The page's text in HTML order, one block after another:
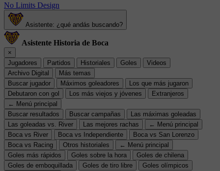
No Limits Design
Asistente: ¿qué andás buscando?
Asistente Historia de Boca
×
Jugadores
Partidos Historiales Goles
Videos
Archivo Digital
Más temas
Buscar jugador
Máximos goleadores
Los que más jugaron
Debutaron con gol
Los más viejos y jóvenes
Extranjeros
← Menú principal
Buscar resultados
Buscar campañas
Las máximas goleadas
Las goleadas vs. River
Las mejores rachas
← Menú principal
Boca vs River
Boca vs Independiente
Boca vs San Lorenzo
Boca vs Racing
Otros historiales
← Menú principal
Goles más rápidos
Goles sobre la hora
Goles de chilena
Goles de emboquillada
Goles de tiro libre
Goles olímpicos